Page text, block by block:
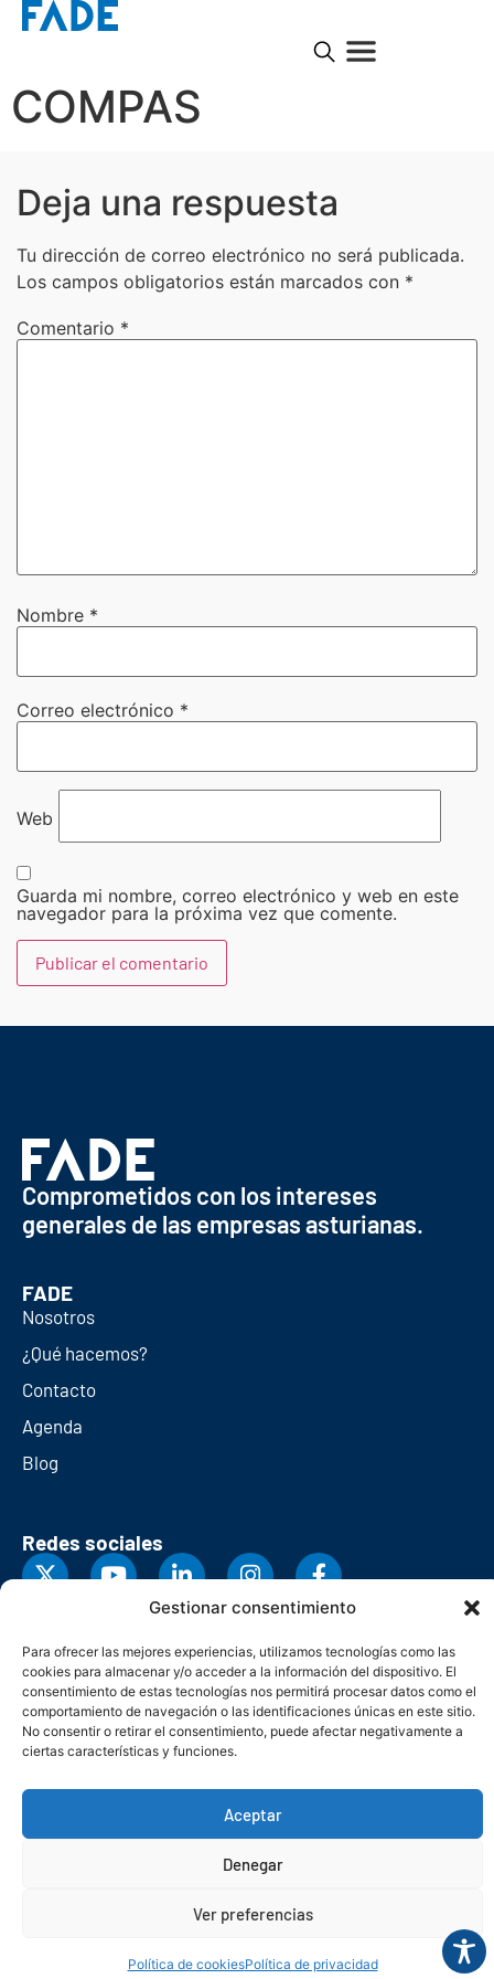
Gestionar consentimiento
Para ofrecer las mejores experiencias, utilizamos tecnologías como las
cookies para almacenar y/o acceder a la información del dispositivo. El
consentimiento de estas tecnologías nos permitirá procesar datos como el
comportamiento de navegación o las identificaciones únicas en este sitio.
No consentir o retirar el consentimiento, puede afectar negativamente a
ciertas características y funciones.
Aceptar
Denegar
Ver preferencias
Política de cookiesPolítica de privacidad
COMPAS
Deja una respuesta
Tu dirección de correo electrónico no será publicada.
Los campos obligatorios están marcados con *
Comentario *
Nombre *
Correo electrónico *
Web
Guarda mi nombre, correo electrónico y web en este
navegador para la próxima vez que comente.
Comprometidos con los intereses
generales de las empresas asturianas.
FADE
Nosotros
¿Qué hacemos?
Contacto
Agenda
Blog
Redes sociales
© Copyright 2026. Federación Asturiana de Empresarios
Política de cookies